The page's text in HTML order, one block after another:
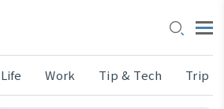
Life Work Tip & Tech Trip